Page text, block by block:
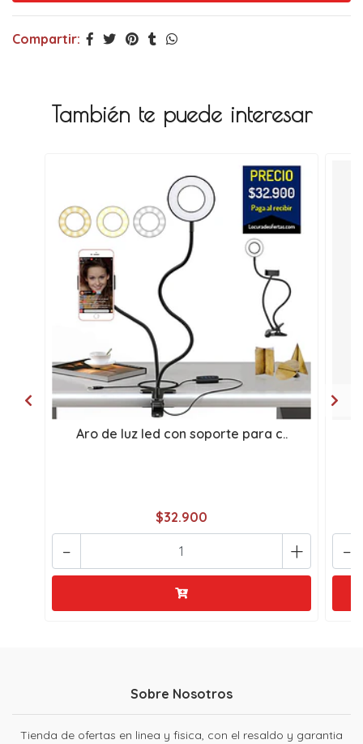
Compartir:
También te puede interesar
Aro de luz led con soporte para c..
$32.900
+
- -
Sobre Nosotros
Tienda de ofertas en linea y fisica, con el resaldo y garantia